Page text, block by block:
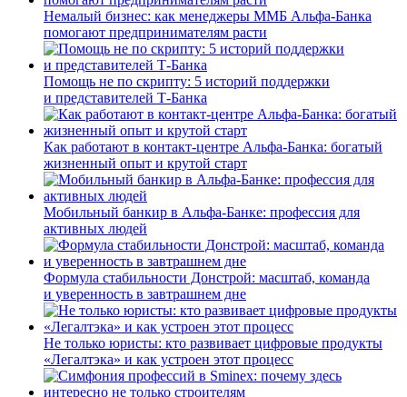
Немалый бизнес: как менеджеры ММБ Альфа-Банка
помогают предпринимателям расти
Помощь не по скрипту: 5 историй поддержки
и представителей Т-Банка
Как работают в контакт-центре Альфа-Банка: богатый
жизненный опыт и крутой старт
Мобильный банкир в Альфа-Банке: профессия для
активных людей
Формула стабильности Донстрой: масштаб, команда
и уверенность в завтрашнем дне
Не только юристы: кто развивает цифровые продукты
«Легалтэка» и как устроен этот процесс